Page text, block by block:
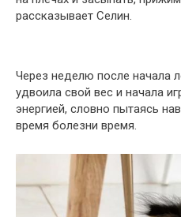
рассказывает Селин.
Через неделю после начала
удвоила свой вес и начала
энергией, словно пытаясь
время болезни время.